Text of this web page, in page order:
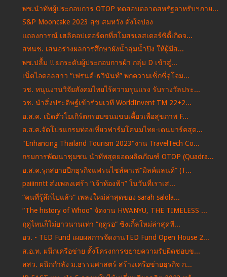
พช.นำทัพผู้ประกอบการ OTOP ทดสอบตลาดสหรัฐอาหรับฯภาย...
S&P Mooncake 2023 สุข สมหวัง ดั่งใจปอง
แถลงการณ์ เฮลิคอปเตอร์ตกที่สโมสรเลสเตอร์ซิตี้เกิดจ...
สทนช. เสนอร่างผลการศึกษาผังน้ำลุ่มน้ำปิง ให้ผู้มีส...
พช.ปลื้ม !! ยกระดับผู้ประกอบการผ้า กลุ่ม D เข้าสู่...
เน็ตไอดอลสาว “เฟรนด์-ธวินันท์” พกความเซ็กซี่จู่โจม...
วช. หนุนงานวิจัยสังคมไทยไร้ความรุนแรง รับรางวัลประ...
วช. นำสิ่งประดิษฐ์เข้าร่วมเวที WorldInvent TM 22+2...
อ.ส.ค. เปิดตัวโยเกิร์ตกรอบขนมขบเคี้ยวเพื่อสุขภาพ F...
อ.ส.ค.จัดโปรแกรมท่องเที่ยวฟาร์มโคนมไทย-เดนมาร์คสุด...
"Enhancing Thailand Tourism 2023"งาน TravelTech Co...
กรมการพัฒนาชุมชน นำทัพสุดยอดผลิตภัณฑ์ OTOP (Quadra...
อ.ส.ค.รุกสยายปีกธุรกิจแฟรนไชส์คาเฟ่“มิลค์แลนด์” (T...
paiiinntt ส่งเพลงเศร้า “เจ้าท้องฟ้า” ในวันที่เราเส...
“คนที่รู้สึกไปแล้ว” เพลงใหม่ล่าสุดของ sarah salola...
“The history of Whoo” จัดงาน HWANYU, THE TIMELESS ...
ฤดูไหนก็ไม่ยาวนานเท่า “ฤดูรอ” ซิงเกิ้ลใหม่ล่าสุดที...
อว. - TED Fund เผยผลการจัดงานTED Fund Open House 2...
ส.อ.ท. ผนึกเครือข่าย ตั้งโครงการขยายความรับผิดชอบข...
สสว. ผนึกกำลัง ม.ธรรมศาสตร์ สร้างเครือข่ายธุรกิจ ก...